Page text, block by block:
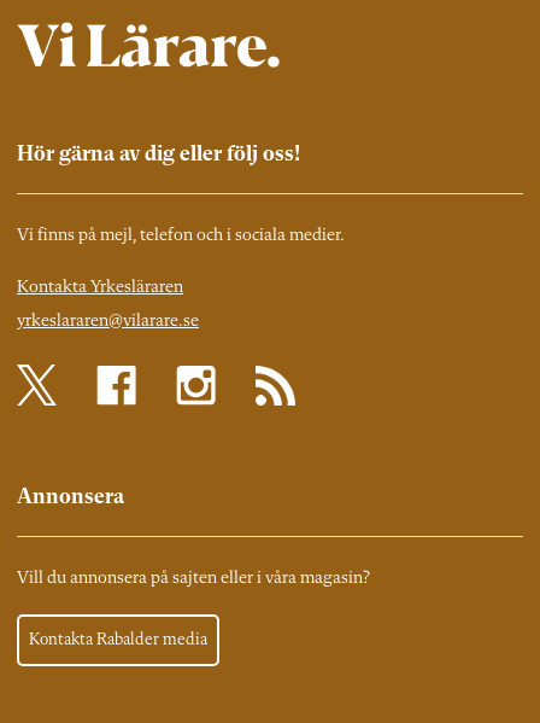
Hör gärna av dig eller följ oss!
Vi finns på mejl, telefon och i sociala medier.
Kontakta Yrkesläraren
yrkeslararen@vilarare.se
Annonsera
Vill du annonsera på sajten eller i våra magasin?
Kontakta Rabalder media